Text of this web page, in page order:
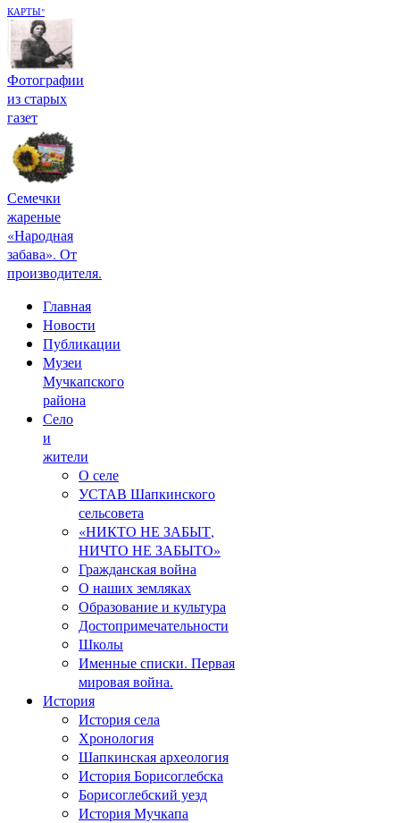
КАРТЫ"
Фотографии
из старых
газет
Семечки
жареные
«Народная
забава». От
производителя.
Главная
Новости
Публикации
Музеи
Мучкапского
района
Село
и
жители
О селе
УСТАВ Шапкинского
сельсовета
«НИКТО НЕ ЗАБЫТ,
НИЧТО НЕ ЗАБЫТО»
Гражданская война
О наших земляках
Образование и культура
Достопримечательности
Школы
Именные списки. Первая
мировая война.
История
История села
Хронология
Шапкинская археология
История Борисоглебска
Борисоглебский уезд
История Мучкапа